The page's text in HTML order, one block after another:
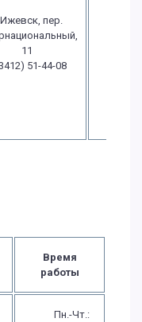
Ижевск, пер.
11
51-44-08
Время
работы
Пн.-Чт.: